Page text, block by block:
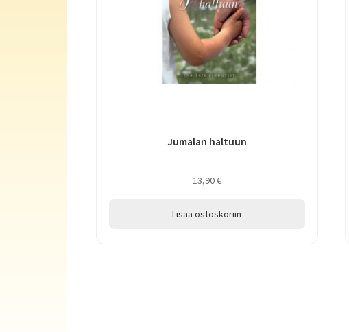
Jumalan haltuun
13,90€
Lisää ostoskoriin